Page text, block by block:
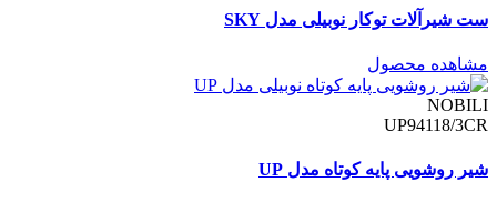
ست شیرآلات توکار نوبیلی مدل SKY
مشاهده محصول
NOBILI
UP94118/3CR
شیر روشویی پایه کوتاه مدل UP